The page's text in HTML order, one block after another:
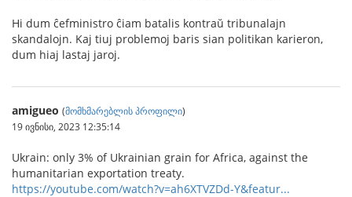
Hi dum ĉefministro ĉiam batalis kontraŭ tribunalajn
skandalojn. Kaj tiuj problemoj baris sian politikan karieron,
dum hiaj lastaj jaroj.
amigueo (მომხმარებლის პროფილი)
19 ივნისი, 2023 12:35:14
Ukrain: only 3% of Ukrainian grain for Africa, against the
humanitarian exportation treaty.
https://youtube.com/watch?v=ah6XTVZDd-Y&featur...